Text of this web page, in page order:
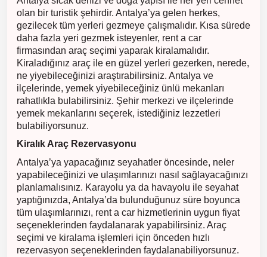
olan bir turistik şehirdir. Antalya’ya gelen herkes,
gezilecek tüm yerleri gezmeye çalışmalıdır. Kısa sürede
daha fazla yeri gezmek isteyenler, rent a car
firmasından araç seçimi yaparak kiralamalıdır.
Kiraladığınız araç ile en güzel yerleri gezerken, nerede,
ne yiyebileceğinizi araştırabilirsiniz. Antalya ve
ilçelerinde, yemek yiyebileceğiniz ünlü mekanları
rahatlıkla bulabilirsiniz. Şehir merkezi ve ilçelerinde
yemek mekanlarını seçerek, istediğiniz lezzetleri
bulabiliyorsunuz.
Kiralık Araç Rezervasyonu
Antalya’ya yapacağınız seyahatler öncesinde, neler
yapabileceğinizi ve ulaşımlarınızı nasıl sağlayacağınızı
planlamalısınız. Karayolu ya da havayolu ile seyahat
yaptığınızda, Antalya’da bulunduğunuz süre boyunca
tüm ulaşımlarınızı, rent a car hizmetlerinin uygun fiyat
seçeneklerinden faydalanarak yapabilirsiniz. Araç
seçimi ve kiralama işlemleri için önceden hızlı
rezervasyon seçeneklerinden faydalanabiliyorsunuz.